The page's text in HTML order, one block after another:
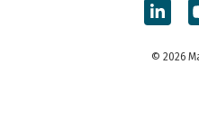
© 2026